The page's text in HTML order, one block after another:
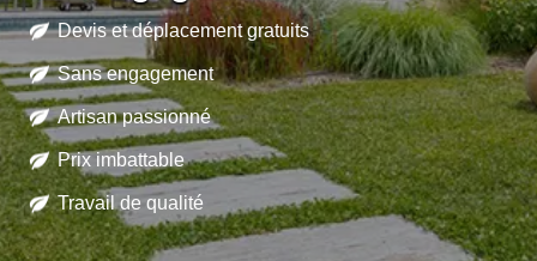
Devis et déplacement gratuits
Sans engagement
Artisan passionné
Prix imbattable
Travail de qualité